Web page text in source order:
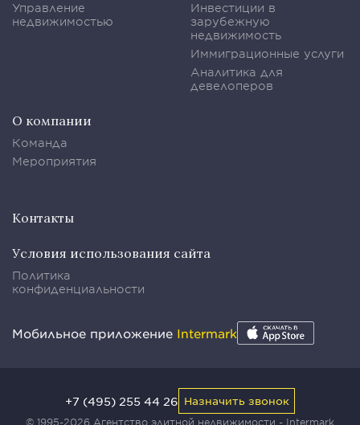
Управление
недвижимостью
Инвестиции в
зарубежную
недвижимость
Иммиграционные услуги
Аналитика для
девелоперов
О компании
Команда
Мероприятия
Контакты
Условия использования сайта
Политика
конфиденциальности
Мобильное приложение Intermark
© 1995-2026 Агентство элитной недвижимости - Intermark
+7 (495) 255 44 26 Назначить звонок